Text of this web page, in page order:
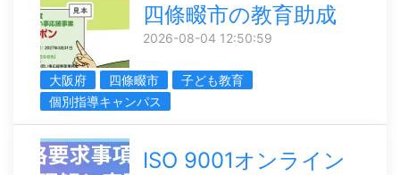
四條畷市の教育助成
2026-08-04 12:50:59
大阪府 四條畷市
子ども教育
個別指導キャンパス
ISO 9001オンライン